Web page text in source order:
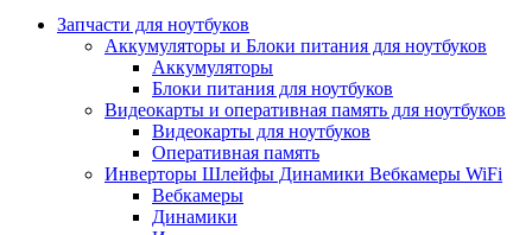
Запчасти для ноутбуков
Аккумуляторы и Блоки питания для ноутбуков
Аккумуляторы
Блоки питания для ноутбуков
Видеокарты и оперативная память для ноутбуков
Видеокарты для ноутбуков
Оперативная память
Инверторы Шлейфы Динамики Вебкамеры WiFi
Вебкамеры
Динамики